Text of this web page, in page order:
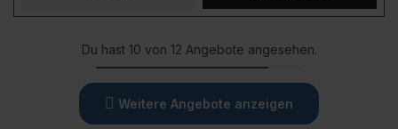
Du hast 10 von 12 Angebote angesehen.
Weitere Angebote anzeigen